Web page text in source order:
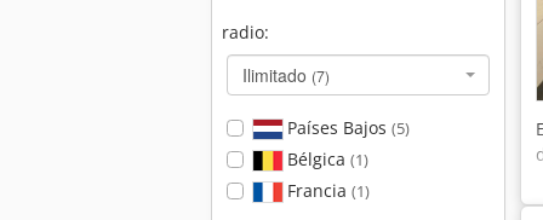
radio:
Ilimitado (7)
Países Bajos (5)
Bélgica (1)
Francia (1)